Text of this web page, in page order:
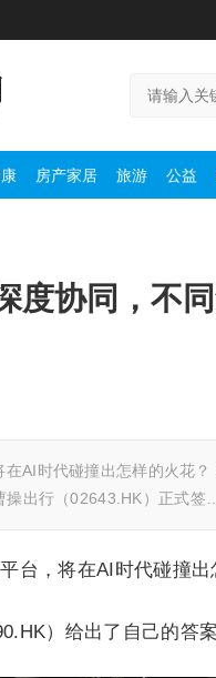
房产家居 旅游 公益
度协同，不
AI时代碰撞出怎样的火花
出行（02643.HK）正式签…
台，将在AI时代碰撞出
）给出了自己的答案